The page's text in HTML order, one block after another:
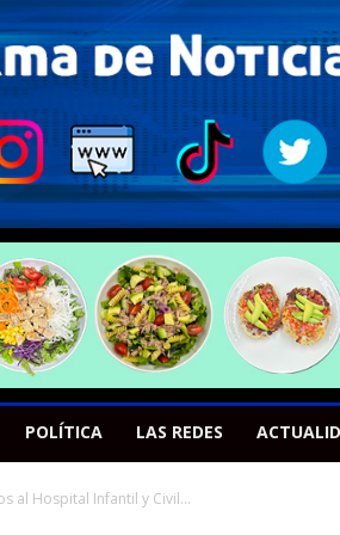
POLÍTICA LAS REDES
al Hospital Infantil y Civil...